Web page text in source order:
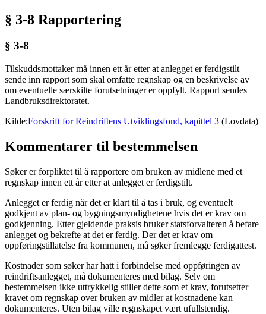
§ 3-8 Rapportering
§ 3-8
Tilskuddsmottaker må innen ett år etter at anlegget er ferdigstilt
sende inn rapport som skal omfatte regnskap og en beskrivelse av
om eventuelle særskilte forutsetninger er oppfylt. Rapport sendes
Landbruksdirektoratet.
Kilde:Forskrift for Reindriftens Utviklingsfond, kapittel 3 (Lovdata)
Kommentarer til bestemmelsen
Søker er forpliktet til å rapportere om bruken av midlene med et
regnskap innen ett år etter at anlegget er ferdigstilt.
Anlegget er ferdig når det er klart til å tas i bruk, og eventuelt
godkjent av plan- og bygningsmyndighetene hvis det er krav om
godkjenning. Etter gjeldende praksis bruker statsforvalteren å befare
anlegget og bekrefte at det er ferdig. Der det er krav om
oppføringstillatelse fra kommunen, må søker fremlegge ferdigattest.
Kostnader som søker har hatt i forbindelse med oppføringen av
reindriftsanlegget, må dokumenteres med bilag. Selv om
bestemmelsen ikke uttrykkelig stiller dette som et krav, forutsetter
kravet om regnskap over bruken av midler at kostnadene kan
dokumenteres. Uten bilag ville regnskapet vært ufullstendig.